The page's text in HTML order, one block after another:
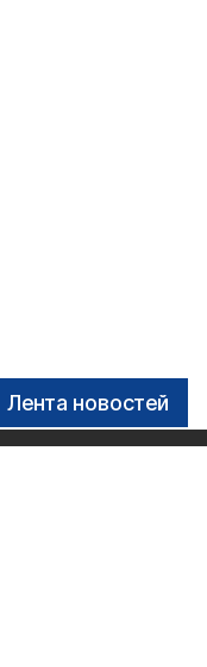
Лента новостей